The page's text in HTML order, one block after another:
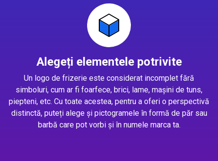
Alegeți elementele potrivite
Un logo de frizerie este considerat incomplet fără
simboluri, cum ar fi foarfece, brici, lame, mașini de tuns,
piepteni, etc. Cu toate acestea, pentru a oferi o perspectivă
distinctă, puteți alege și pictogramele în formă de păr sau
barbă care pot vorbi și în numele marca ta.